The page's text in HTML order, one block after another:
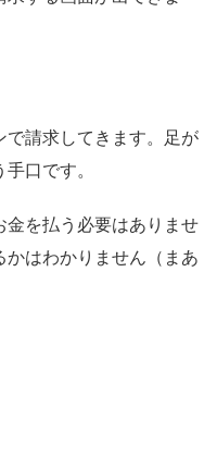
請求してきます。足が
口です。
金を払う必要はありませ
はわかりません（まあ